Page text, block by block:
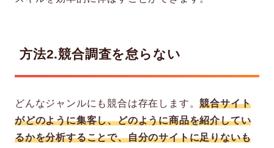
方法2.競合調査を怠らない
どんなジャンルにも競合は存在します。競合サイト
がどのように集客し、どのように商品を紹介してい
るかを分析することで、自分のサイトに足りないも